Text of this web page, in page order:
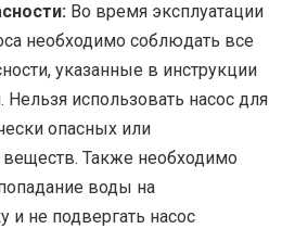
Во время эксплуатации
необходимо соблюдать все
указанные в инструкции
Нельзя использовать насос для
опасных или
Также необходимо
воды на
и не подвергать насос